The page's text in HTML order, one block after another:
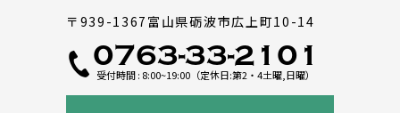
〒939-1367富山県砺波市広上町10-14
0763-33-2101
受付時間 : 8:00~19:00（定休日:第2・4土曜,日曜）